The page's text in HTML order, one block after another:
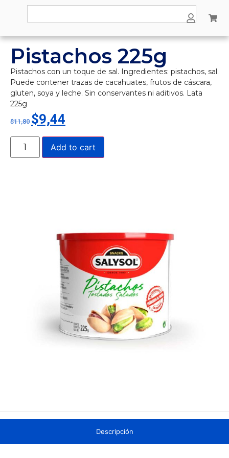
Pistachos 225g
Pistachos con un toque de sal. Ingredientes: pistachos, sal.
Puede contener trazas de cacahuates, frutos de cáscara,
gluten, soya y leche. Sin conservantes ni aditivos. Lata
225g
$11,80 $9,44
Add to cart
Descripción